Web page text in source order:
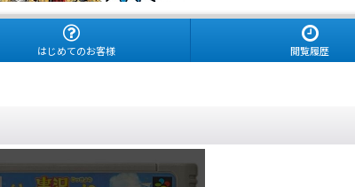
はじめてのお客様 閲覧履歴